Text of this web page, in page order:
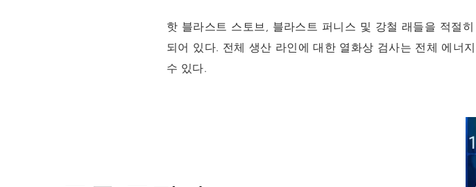
핫 블라스트 스토브, 블라스트 퍼니스 및 강철 래들을 적절
되어 있다. 전체 생산 라인에 대한 열화상 검사는 전체 에너
수 있다.